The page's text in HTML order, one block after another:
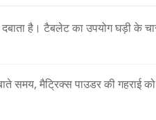
है। टैबलेट का उपयोग घड़ी के
समय, मैट्रिक्स पाउडर की